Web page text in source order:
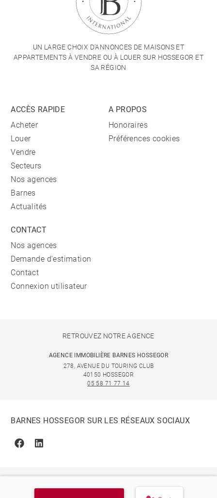
UN LARGE CHOIX D'ANNONCES DE MAISONS ET
APPARTEMENTS À VENDRE OU À LOUER SUR HOSSEGOR ET
SA RÉGION
ACCÈS RAPIDE
Acheter
Louer
Vendre
Secteurs
Nos agences
Barnes
Actualités
A PROPOS
Honoraires
Préférences cookies
CONTACT
Nos agences
Demande d'estimation
Contact
Connexion utilisateur
RETROUVEZ NOTRE AGENCE
AGENCE IMMOBILIÈRE BARNES HOSSEGOR
278, AVENUE DU TOURING CLUB
40150 HOSSEGOR
05 58 71 77 14
BARNES HOSSEGOR SUR LES RÉSEAUX SOCIAUX
FacebookLinkedin